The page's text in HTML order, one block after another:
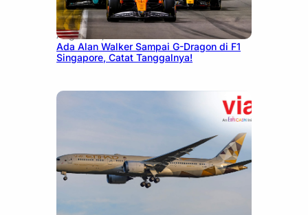
August 13, 2025
Ada Alan Walker Sampai G-Dragon di F1
Singapore, Catat Tanggalnya!